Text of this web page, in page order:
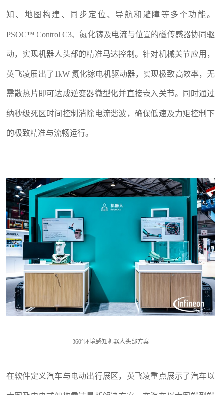
知、地图构建、同步定位、导航和避障等多个功能。
PSOC™ Control C3、氮化镓及电流与位置的磁传感器协同驱
动，实现机器人头部的精准马达控制。针对机械关节应用，
英飞凌展出了1kW 氮化镓电机驱动器，实现极致高效率，无
需散热片即可达成逆变器微型化并直接嵌入关节。同时通过
纳秒级死区时间控制消除电流谐波，确保低速及力矩控制下
的极致精准与流畅运行。
360°环境感知机器人头部方案
在软件定义汽车与电动出行展区，英飞凌重点展示了汽车以